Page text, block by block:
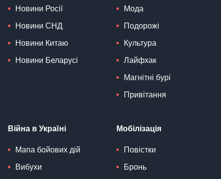
Новини Росії
Новини СНД
Новини Китаю
Новини Беларусі
Мода
Подорожі
Культура
Лайфхак
Магнітні бурі
Привітання
Війна в Україні
Мапа бойових дій
Вибухи
Мобілізація
Повістки
Бронь